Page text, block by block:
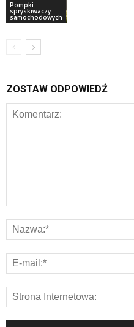
Pompki
spryskiwaczy
samochodowych
ZOSTAW ODPOWIEDŹ